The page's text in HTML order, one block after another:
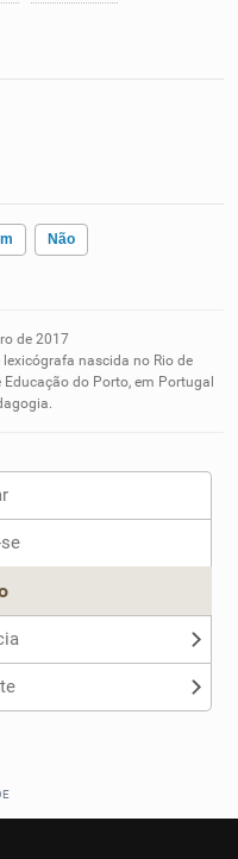
Não
me ajudou
de 2017
nascida no Rio de
do Porto, em Portugal